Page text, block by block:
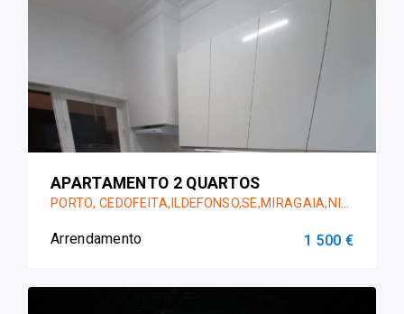
APARTAMENTO 2 QUARTOS
PORTO, CEDOFEITA,ILDEFONSO,SÉ,MIRAGAIA,NICOLAU,VITÓRIA
Arrendamento 1 500 €